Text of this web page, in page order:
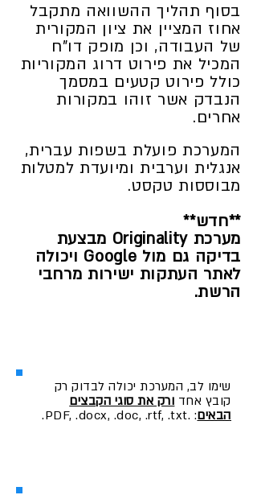
בסוף תהליך ההשוואה מתקבל
אחוז המציין את ציון המקורית
של העבודה, וכן מופק דו"ח
המכיל את פירוט דרוג המקוריות
כולל פירוט קטעים במסמך
הנבדק אשר זוהו במקורות
אחרים.
המערכת פועלת בשפות עברית,
אנגלית וערבית ומיועדת למטלות
מבוססות טקסט.
**חדש**
מערכת Originality מבצעת
בדיקה גם מול Google ויכולה
לאתר העתקות ישירות מרחבי
הרשת.
שימו לב, המערכת יכולה לבדוק רק
קובץ אחד ורק את סוגי הקבצים
הבאים:
.PDF, .docx, .doc, .rtf, .txt.